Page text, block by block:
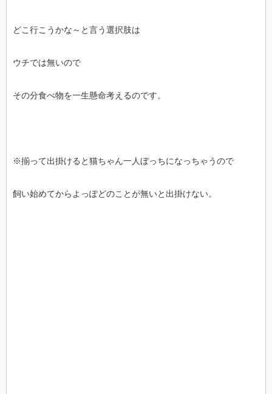
どこ行こうかな～と言う選択肢は
ウチでは無いので
その分食べ物を一生懸命考えるのです。
※揃って出掛けると猫ちゃん一人ぼっちになっちゃうので
飼い始めてからよっぽどのことが無いと出掛けない。